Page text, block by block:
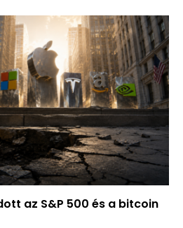
az S&P 500 és a bitcoin